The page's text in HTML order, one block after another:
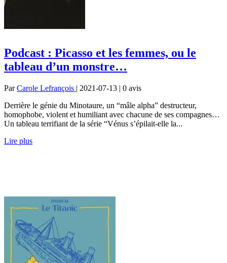
Podcast : Picasso et les femmes, ou le
tableau d’un monstre…
ParCarole Lefrançois | 2021-07-13 | 0 avis
Derrière le génie du Minotaure, un “mâle alpha” destructeur,
homophobe, violent et humiliant avec chacune de ses compagnes…
Un tableau terrifiant de la série “Vénus s’épilait-elle la...
Lire plus